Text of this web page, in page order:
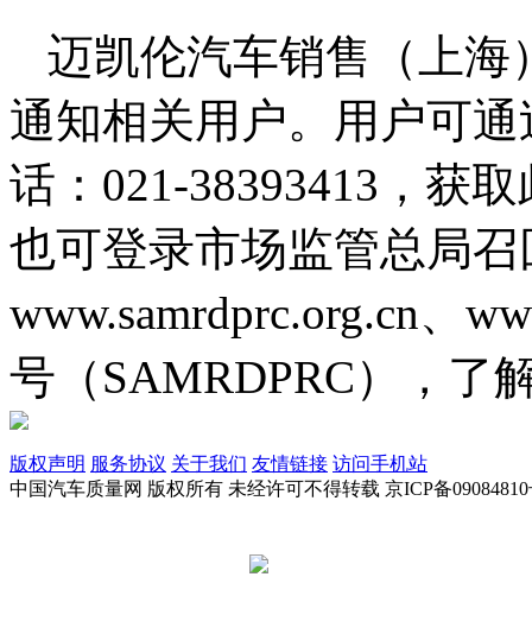
迈凯伦汽车销售（上海
通知相关用户。用户可
话：021-38393413，获
也可登录市场监管总局
www.samrdprc.org.cn、
号（SAMRDPRC），了
版权声明 服务协议 关于我们 友情链接 访问手机站
中国汽车质量网 版权所有 未经许可不得转载 京ICP备09084810